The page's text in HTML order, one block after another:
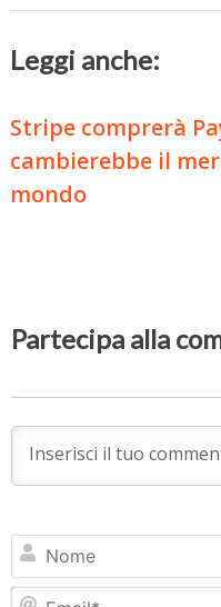
Leggi anche:
Stripe comprerà
cambierebbe il
mondo
Partecipa alla